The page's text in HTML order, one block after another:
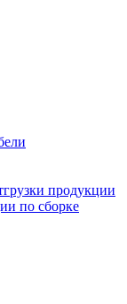
продукции
по сборке